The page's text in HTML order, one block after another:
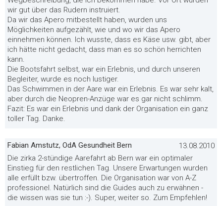
wir gut über das Rudern instruiert.
Da wir das Apero mitbestellt haben, wurden uns
Möglichkeiten aufgezählt, wie und wo wir das Apero
einnehmen können. Ich wusste, dass es Käse usw. gibt, aber
ich hätte nicht gedacht, dass man es so schön herrichten
kann.
Die Bootsfahrt selbst, war ein Erlebnis, und durch unseren
Begleiter, wurde es noch lustiger.
Das Schwimmen in der Aare war ein Erlebnis. Es war sehr kalt,
aber durch die Neopren-Anzüge war es gar nicht schlimm.
Fazit: Es war ein Erlebnis und dank der Organisation ein ganz
toller Tag. Danke.
Fabian Amstutz, OdA Gesundheit Bern
13.08.2010
Die zirka 2-stündige Aarefahrt ab Bern war ein optimaler
Einstieg für den restlichen Tag. Unsere Erwartungen wurden
alle erfüllt bzw. übertroffen. Die Organisation war von A-Z
professionel. Natürlich sind die Guides auch zu erwähnen -
die wissen was sie tun :-). Super, weiter so. Zum Empfehlen!